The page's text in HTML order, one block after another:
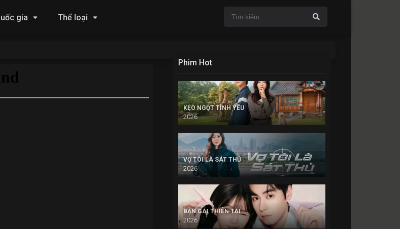
gia Thể loại
Phim Hot
KẸO NGỌT TÌNH YÊU
2026
VỢ TÔI LÀ SÁT THỦ
2026
BẠN GÁI THIÊN TÀI
2026